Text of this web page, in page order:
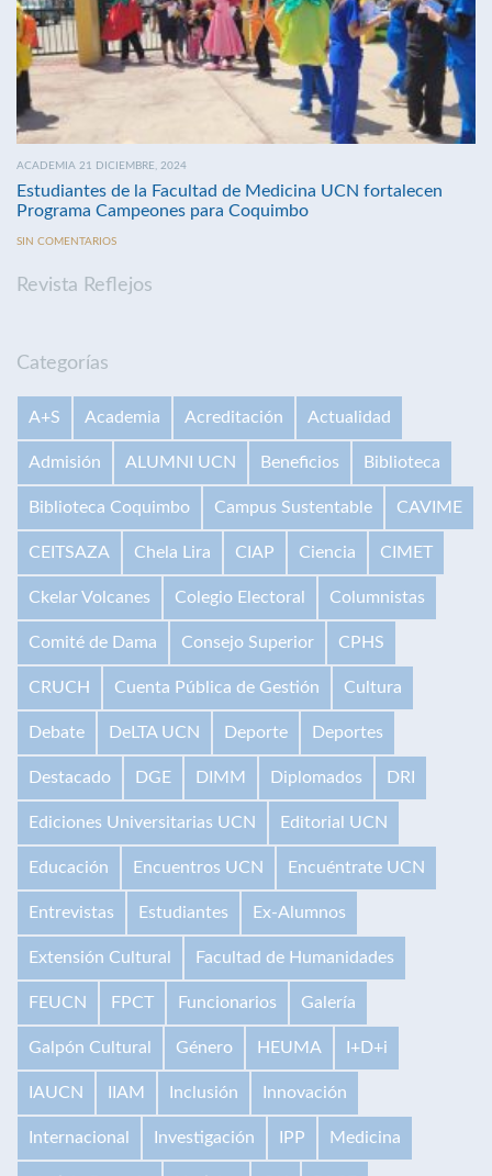
ACADEMIA 21 DICIEMBRE, 2024
Estudiantes de la Facultad de Medicina UCN fortalecen
Programa Campeones para Coquimbo
SIN COMENTARIOS
Revista Reflejos
Categorías
A+S Academia Acreditación Actualidad
Admisión ALUMNI UCN Beneficios Biblioteca
Biblioteca Coquimbo Campus Sustentable CAVIME
CEITSAZA Chela Lira CIAP Ciencia CIMET
Ckelar Volcanes Colegio Electoral Columnistas
Comité de Dama Consejo Superior CPHS
CRUCH Cuenta Pública de Gestión Cultura
Debate DeLTA UCN Deporte Deportes
Destacado DGE DIMM Diplomados DRI
Ediciones Universitarias UCN Editorial UCN
Educación Encuentros UCN Encuéntrate UCN
Entrevistas Estudiantes Ex-Alumnos
Extensión Cultural Facultad de Humanidades
FEUCN FPCT Funcionarios Galería
Galpón Cultural Género HEUMA I+D+i
IAUCN IIAM Inclusión Innovación
Internacional Investigación IPP Medicina